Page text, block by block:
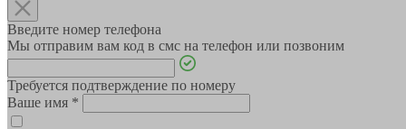
Введите номер телефона
Мы отправим вам код в смс на телефон или позвоним
Требуется подтверждение по номеру
Ваше имя *